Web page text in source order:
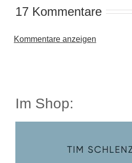
17 Kommentare
Kommentare anzeigen
Im Shop: